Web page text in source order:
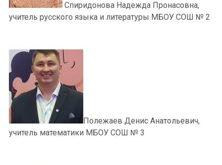
Спиридонова Надежда Пронасовна,
учитель русского языка и литературы МБОУ СОШ № 2
Полежаев Денис Анатольевич,
учитель математики МБОУ СОШ № 3